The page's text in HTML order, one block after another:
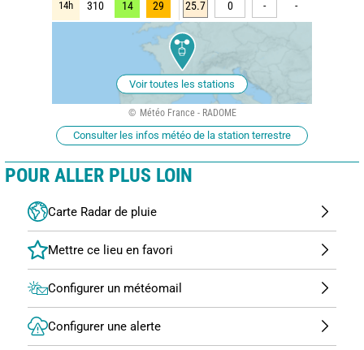
14h 310 14 29 25.7 0 - -
Voir toutes les stations
Météo France - RADOME
Consulter les infos météo de la station terrestre
POUR ALLER PLUS LOIN
Carte Radar de pluie
Configurer un météomail
Configurer une alerte